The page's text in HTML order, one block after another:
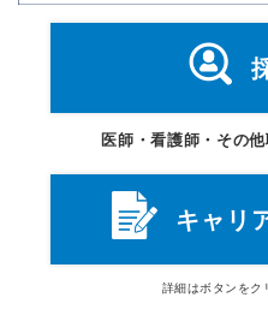
医師・看護師・その
キャリ
詳細はボタン をク